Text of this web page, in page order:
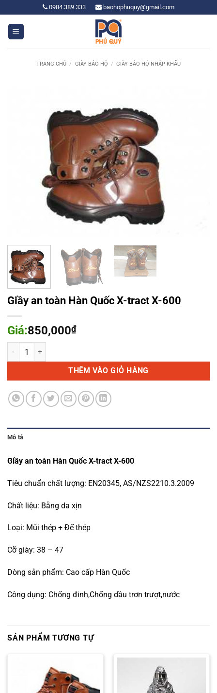
qua
dung
0984.389.333 baohophuquy@gmail.com
TRANG CHỦ / GIÀY BẢO HỘ / GIÀY BẢO HỘ NHẬP KHẨU
Giầy an toàn Hàn Quốc X-tract X-600
Giá:850,000₫
Giầy an toàn Hàn Quốc X-tract X-600 số lượng
THÊM VÀO GIỎ HÀNG
Mô tả
Giầy an toàn Hàn Quốc X-tract X-600
Tiêu chuẩn chất lượng: EN20345, AS/NZS2210.3.2009
Chất liệu: Bằng da xịn
Loại: Mũi thép + Đế thép
Cỡ giày: 38 – 47
Dòng sản phẩm: Cao cấp Hàn Quốc
Công dụng: Chống đinh,Chống dầu trơn trượt,nước
SẢN PHẨM TƯƠNG TỰ